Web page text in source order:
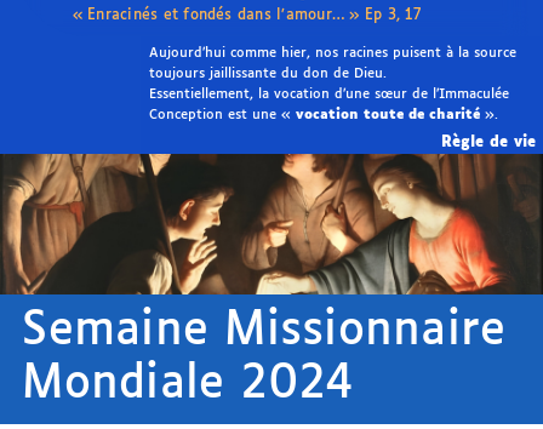
« Enracinés et fondés dans l’amour… » Ep 3, 17
Règle de vie
Aujourd’hui comme hier, nos racines puisent à la source
toujours jaillissante du don de Dieu.
Essentiellement, la vocation d’une sœur de l’Immaculée
Conception est une « vocation toute de charité».
Semaine Missionnaire
Mondiale 2024